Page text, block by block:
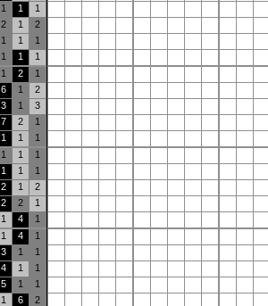
1 1
1
2 1
2
1 1
1
1 1
1
1 2
1
6 1
2
3 1
3
7 2
1
1 1
1
1 1
1
1 1
1
2 1
2
2 2
1
1 4
1
1 4
1
3 1
1
4 1
1
5 1
1
1 6
2